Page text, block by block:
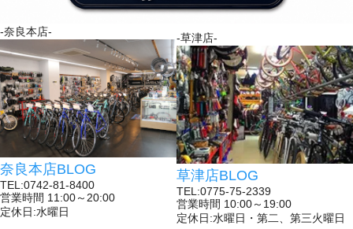
-奈良本店-
奈良本店BLOG
TEL:0742-81-8400
営業時間 11:00～20:00
定休日:水曜日
-草津店-
草津店BLOG
TEL:0775-75-2339
営業時間 10:00～19:00
定休日:水曜日・第二、第三火曜日